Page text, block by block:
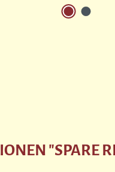
"SPARE